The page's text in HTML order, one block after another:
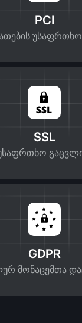
PCI
SSL
GDPR
მონაცემთა